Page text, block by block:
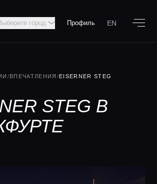
город Профиль EN
/ВПЕЧАТЛЕНИЯ /EISERNER STEG
STEG В